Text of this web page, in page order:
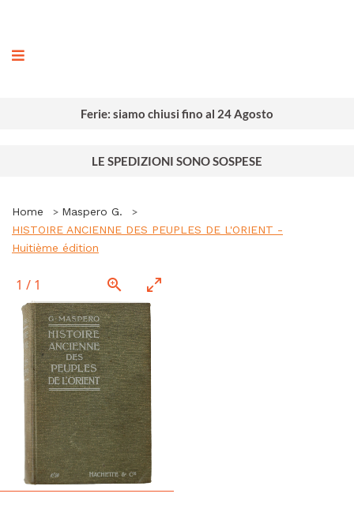
Ferie: siamo chiusi fino al 24 Agosto
LE SPEDIZIONI SONO SOSPESE
Home
Maspero G.
HISTOIRE ANCIENNE DES PEUPLES DE L'ORIENT -
Huitième édition
1 / 1